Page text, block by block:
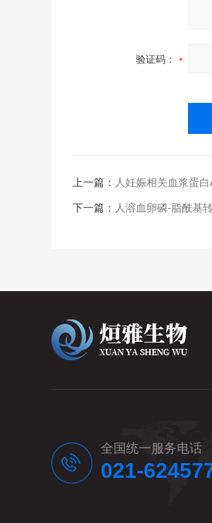
验证码：
上一篇： 人妊娠相关血浆蛋
下一篇： 人溶血卵磷-脂酰基
全国统一服务电话
021-